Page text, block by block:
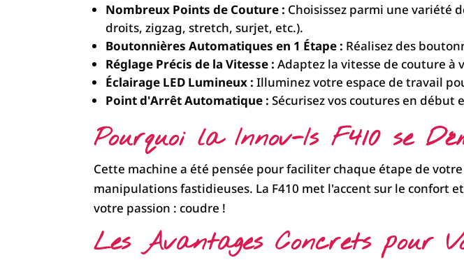
Nombreux Points de Couture : Choisissez parmi une variété
droits, zigzag, stretch, surjet, etc.).
Boutonnières Automatiques en 1 Étape : Réalisez des
Réglage Précis de la Vitesse : Adaptez la vitesse de couture
Éclairage LED Lumineux : Illuminez votre espace de travail
Point d'Arrêt Automatique : Sécurisez vos coutures en
Pourquoi la Innov-Is F410 se
Cette machine a été pensée pour faciliter chaque étape de
manipulations fastidieuses. La F410 met l'accent sur le confort
votre passion : coudre !
Les Avantages Concrets pour